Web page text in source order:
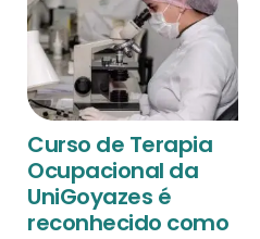
Curso de Terapia
Ocupacional da
UniGoyazes é
reconhecido como